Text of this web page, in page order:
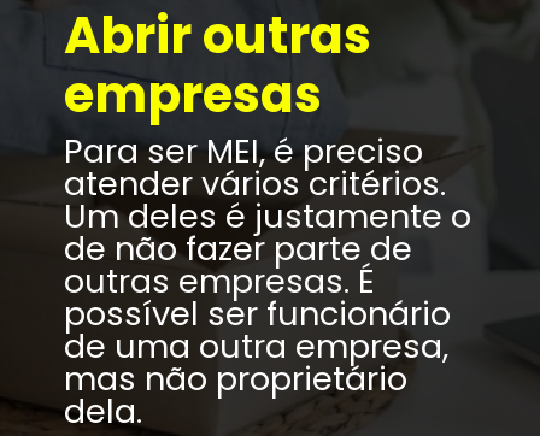
Para ser MEI, é preciso
atender vários critérios.
Um deles é justamente o
de não fazer parte de
outras empresas. É
possível ser funcionário
de uma outra empresa,
mas não proprietário
dela.
Abrir outras
empresas